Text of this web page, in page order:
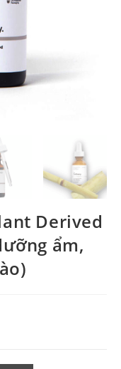
Derived
ẩm,